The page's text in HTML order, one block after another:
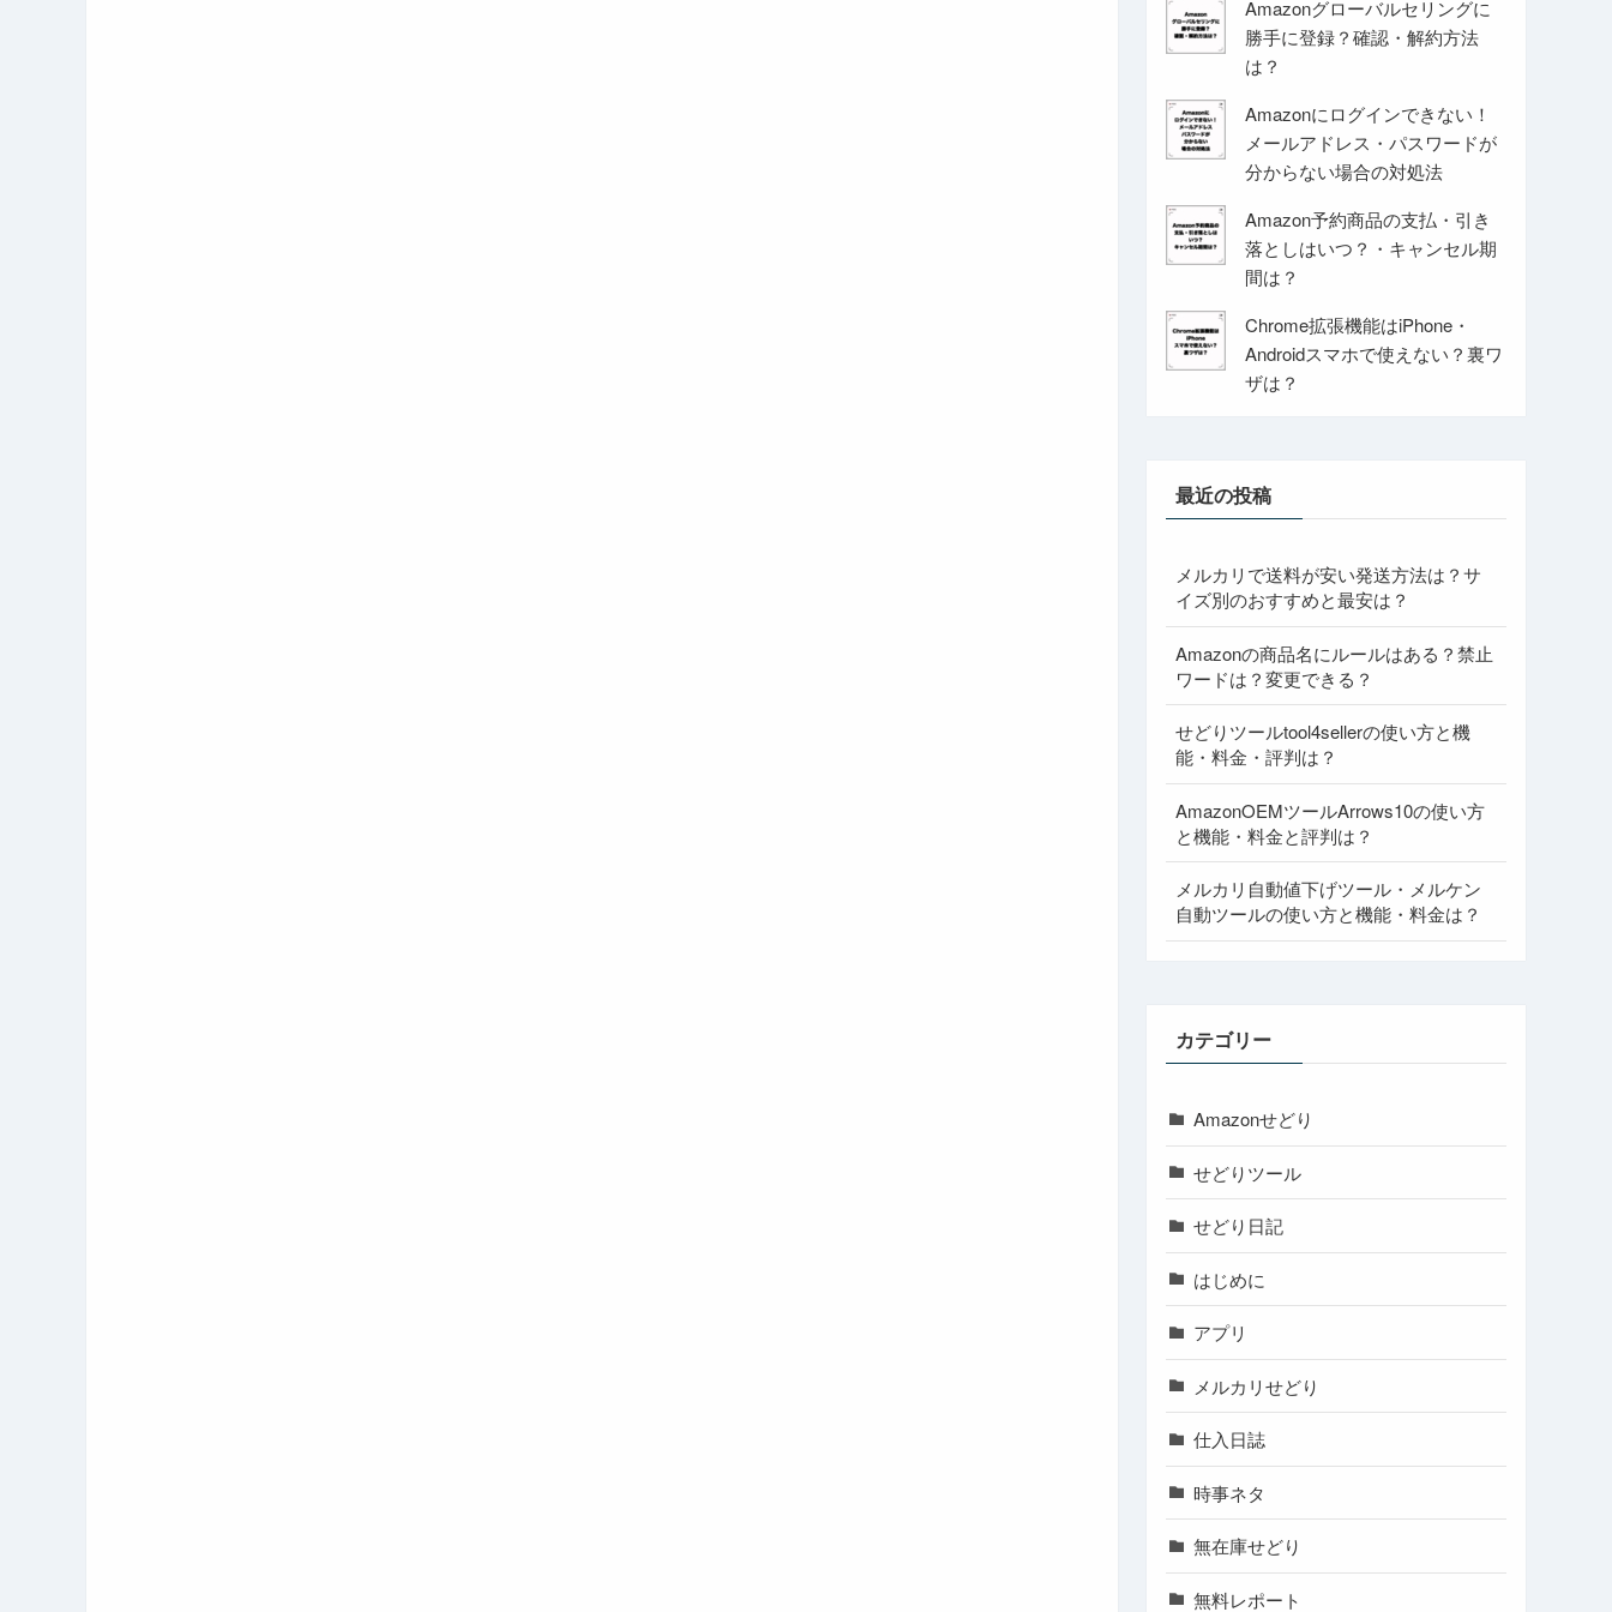
Amazonグローバルセリングに
勝手に登録？確認・解約方法
は？
Amazonにログインできない！
メールアドレス・パスワードが
分からない場合の対処法
Amazon予約商品の支払・引き
落としはいつ？・キャンセル期
間は？
Chrome拡張機能はiPhone・
Androidスマホで使えない？裏ワ
ザは？
最近の投稿
メルカリで送料が安い発送方法は？サ
イズ別のおすすめと最安は？
Amazonの商品名にルールはある？禁止
ワードは？変更できる？
せどりツールtool4sellerの使い方と機
能・料金・評判は？
AmazonOEMツールArrows10の使い方
と機能・料金と評判は？
メルカリ自動値下げツール・メルケン
自動ツールの使い方と機能・料金は？
カテゴリー
Amazonせどり
せどりツール
せどり日記
はじめに
アプリ
メルカリせどり
仕入日誌
時事ネタ
無在庫せどり
無料レポート